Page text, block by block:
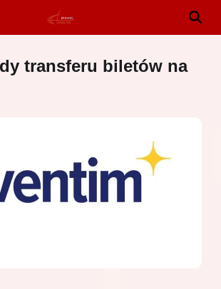
transferu biletów na